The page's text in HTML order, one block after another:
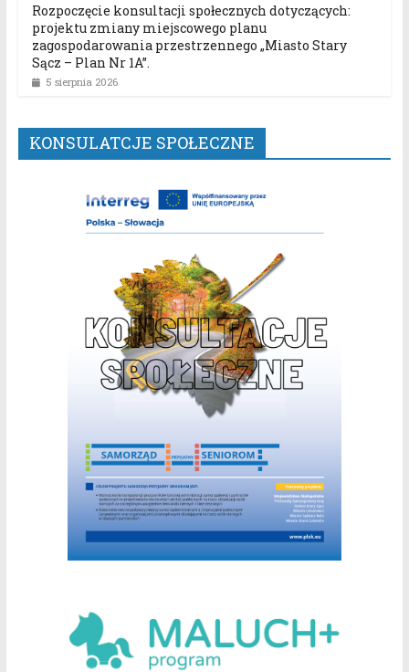
Rozpoczęcie konsultacji społecznych dotyczących:
projektu zmiany miejscowego planu
zagospodarowania przestrzennego „Miasto Stary
Sącz – Plan Nr 1A”.
5 sierpnia 2026
KONSULATCJE SPOŁECZNE